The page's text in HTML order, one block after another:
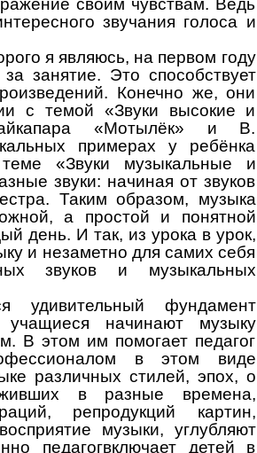
своим чувствам. Ведь
звучания голоса и
я являюсь, на первом году
занятие. Это способствует
Конечно же, они
с темой «Звуки высокие и
«Мотылёк» и В.
примерах у ребёнка
«Звуки музыкальные и
звуки: начиная от звуков
Таким образом, музыка
а простой и понятной
день. И так, из урока в урок,
и незаметно для самих себя
звуков и музыкальных
удивительный фундамент
учащиеся начинают музыку
В этом им помогает педагог
в этом виде
различных стилей, эпох, о
в разные времена,
репродукций картин,
музыки, углубляют
педагогвключает детей в